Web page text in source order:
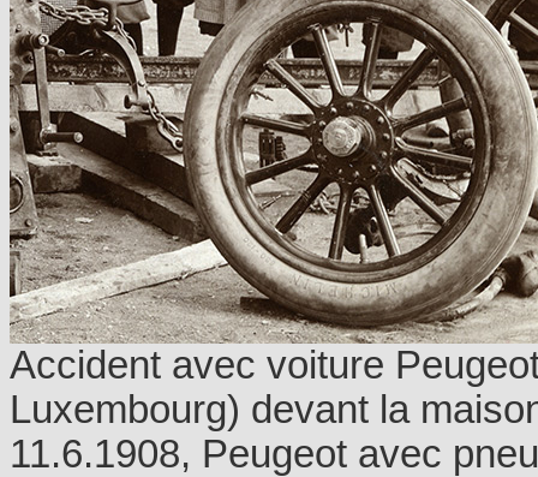
Accident avec voiture
Luxembourg) devant la
11.6.1908, Peugeot avec